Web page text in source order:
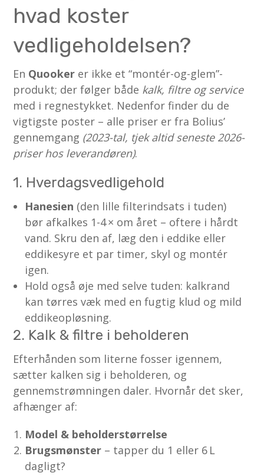
hvad koster
vedligeholdelsen?
En Quooker er ikke et “­montér-og-glem”-
produkt; der følger både kalk, filtre og service
med i regnestykket. Nedenfor finder du de
vigtigste poster – alle priser er fra Bolius’
gennemgang (2023-tal, tjek altid seneste 2026-
priser hos leverandøren).
1. Hverdags­vedligehold
Hanesien (den lille filterindsats i tuden)
bør afkalkes 1-4 × om året – oftere i hårdt
vand. Skru den af, læg den i eddike eller
eddikesyre et par timer, skyl og montér
igen.
Hold også øje med selve tuden: kalkrand
kan tørres væk med en fugtig klud og mild
eddikeopløsning.
2. Kalk & filtre i beholderen
Efterhånden som literne fosser igennem,
sætter kalken sig i beholderen, og
gennemstrømningen daler. Hvornår det sker,
afhænger af:
Model & beholderstørrelse
Brugsmønster – tapper du 1 eller 6 L
dagligt?